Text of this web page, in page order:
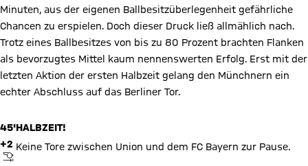
Minuten, aus der eigenen Ballbesitzüberlegenheit gefährliche
Chancen zu erspielen. Doch dieser Druck ließ allmählich nach.
Trotz eines Ballbesitzes von bis zu 80 Prozent brachten Flanken
als bevorzugtes Mittel kaum nennenswerten Erfolg. Erst mit der
letzten Aktion der ersten Halbzeit gelang den Münchnern ein
echter Abschluss auf das Berliner Tor.
45'
+2
ABPFIFF
HALBZEIT!
Keine Tore zwischen Union und dem FC Bayern zur Pause.